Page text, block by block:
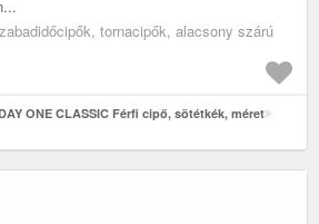
tornacipők, alacsony szárú
ONE CLASSIC Férfi cipő, sötétkék, méret